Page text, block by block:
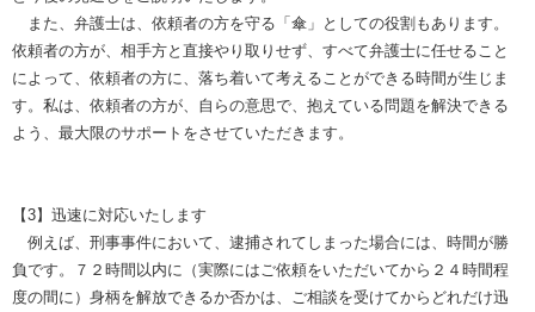
また、弁護士は、依頼者の方を守る「傘」としての役割もあります。
依頼者の方が、相手方と直接やり取りせず、すべて弁護士に任せること
によって、依頼者の方に、落ち着いて考えることができる時間が生じま
す。私は、依頼者の方が、自らの意思で、抱えている問題を解決できる
よう、最大限のサポートをさせていただきます。
【3】迅速に対応いたします
例えば、刑事事件において、逮捕されてしまった場合には、時間が勝
負です。７２時間以内に（実際にはご依頼をいただいてから２４時間程
度の間に）身柄を解放できるか否かは、ご相談を受けてからどれだけ迅